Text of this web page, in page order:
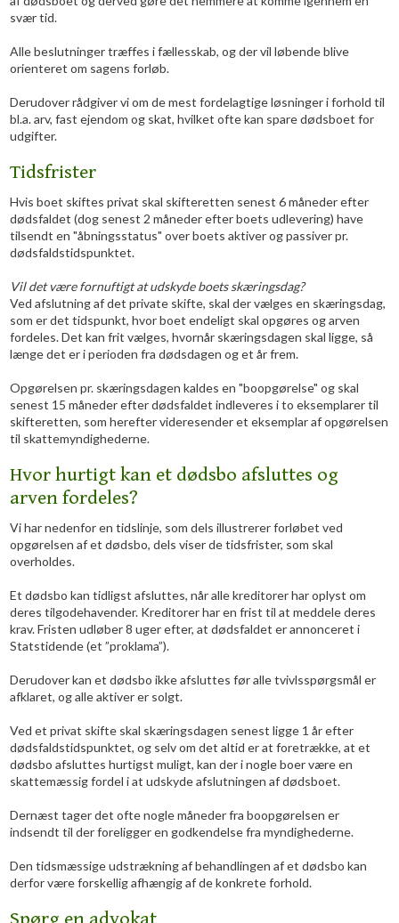
svær tid.
Alle beslutninger træffes i fællesskab, og der vil løbende blive
orienteret om sagens forløb.
Derudover rådgiver vi om de mest fordelagtige løsninger i forhold til
bl.a. arv, fast ejendom og skat, hvilket ofte kan spare dødsboet for
udgifter.
Tidsfrister
Hvis boet skiftes privat skal skifteretten senest 6 måneder efter
dødsfaldet (dog senest 2 måneder efter boets udlevering) have
tilsendt en "åbningsstatus" over boets aktiver og passiver pr.
dødsfaldstidspunktet.
Vil det være fornuftigt at udskyde boets skæringsdag?
Ved afslutning af det private skifte, skal der vælges en skæringsdag,
som er det tidspunkt, hvor boet endeligt skal opgøres og arven
fordeles. Det kan frit vælges, hvornår skæringsdagen skal ligge, så
længe det er i perioden fra dødsdagen og et år frem.
Opgørelsen pr. skæringsdagen kaldes en "boopgørelse" og skal
senest 15 måneder efter dødsfaldet indleveres i to eksemplarer til
skifteretten, som herefter videresender et eksemplar af opgørelsen
til skattemyndighederne.
Hvor hurtigt kan et dødsbo afsluttes og
arven fordeles?
​Vi har nedenfor en tidslinje, som dels illustrerer forløbet ved
opgørelsen af et dødsbo, dels viser de tidsfrister, som skal
overholdes.
Et dødsbo kan tidligst afsluttes, når alle kreditorer har oplyst om
deres tilgodehavender. Kreditorer har en frist til at meddele deres
krav. Fristen udløber 8 uger efter, at dødsfaldet er annonceret i
Statstidende (et ”proklama”).
Derudover kan et dødsbo ikke afsluttes før alle tvivlsspørgsmål er
afklaret, og alle aktiver er solgt.
Ved et privat skifte skal skæringsdagen senest ligge 1 år efter
dødsfaldstidspunktet, og selv om det altid er at foretrække, at et
dødsbo afsluttes hurtigst muligt, kan der i nogle boer være en
skattemæssig fordel i at udskyde afslutningen af dødsboet.
Dernæst tager det ofte nogle måneder fra boopgørelsen er
indsendt til der foreligger en godkendelse fra myndighederne.
Den tidsmæssige udstrækning af behandlingen af et dødsbo kan
derfor være forskellig afhængig af de konkrete forhold.